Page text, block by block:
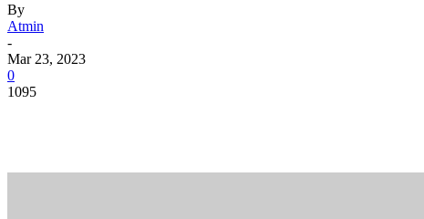
By
Atmin
-
Mar 23, 2023
0
1095